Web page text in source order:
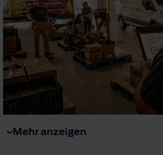
Mehr anzeigen